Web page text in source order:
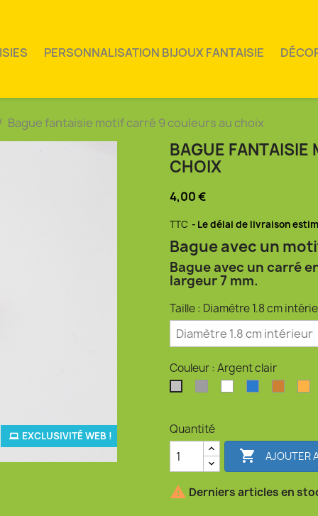
PERSONNALISATION BIJOUX FANTAISIE
Bague fantaisie motif carré 9 couleurs au choix
EXCLUSIVITÉ WEB !
BAGUE FANTAISIE
CHOIX
4,00 €
TTC Le délai de livraison
Bague avec un
Bague avec un carré
largeur 7 mm.
Taille : Diamètre 1.8 cm
Couleur : Argent clair
Quantité
 AJOUTER
 Derniers articles en